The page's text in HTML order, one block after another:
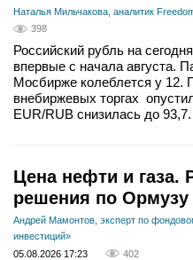
Наталья Мильчакова, аналитик
398
Российский рубль на
впервые с начала августа.
Мосбирже колеблется у 12.
внебиржевых торгах
EUR/RUB снизилась до 93,7.
Цена нефти и газа.
решения по Ормузу
Андрей Мамонтов, эксперт по
инвестиций»
05.08.2026 17:23
402